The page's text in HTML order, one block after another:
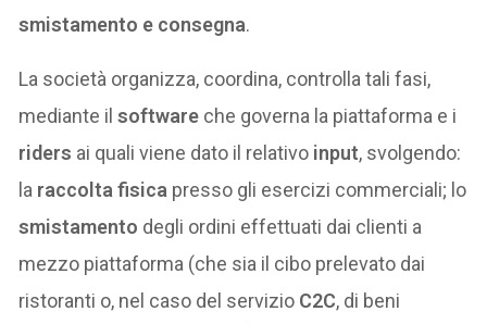
smistamento e consegna.
La società organizza, coordina, controlla tali fasi,
mediante ilsoftware che governa la piattaforma e i
riders ai quali viene dato il relativo input, svolgendo:
la raccolta fisica presso gli esercizi commerciali; lo
smistamento degli ordini effettuati dai clienti a
mezzo piattaforma (che sia il cibo prelevato dai
ristoranti o, nel caso del servizio C2C, di beni